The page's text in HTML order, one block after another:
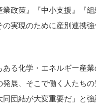
政策』『中小支援』『
実現のために産別連携
ある化学・エネルギー産
展、そこで働く人たち
同団結が大変重要だ」と